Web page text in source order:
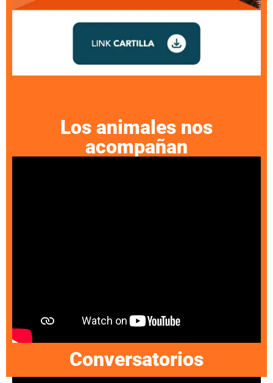
Los animales nos
acompañan
Conversatorios